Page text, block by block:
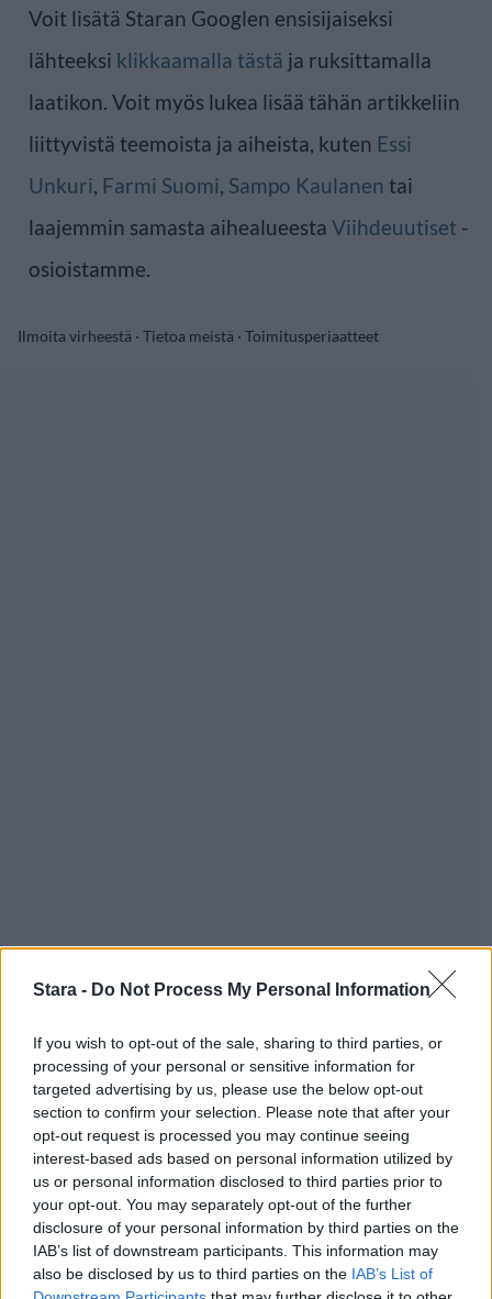
Stara - Do Not Process My Personal Information
If you wish to opt-out of the sale, sharing to third parties, or
processing of your personal or sensitive information for
targeted advertising by us, please use the below opt-out
section to confirm your selection. Please note that after your
opt-out request is processed you may continue seeing
interest-based ads based on personal information utilized by
us or personal information disclosed to third parties prior to
your opt-out. You may separately opt-out of the further
disclosure of your personal information by third parties on the
IAB’s list of downstream participants. This information may
also be disclosed by us to third parties on the IAB’s List of
Voit lisätä Staran Googlen ensisijaiseksi
lähteeksi klikkaamalla tästä ja ruksittamalla
laatikon. Voit myös lukea lisää tähän artikkeliin
liittyvistä teemoista ja aiheista, kuten Essi
Unkuri, Farmi Suomi, Sampo Kaulanen tai
laajemmin samasta aihealueesta Viihdeuutiset -
osioistamme.
Ilmoita virheestä · Tietoa meistä · Toimitusperiaatteet
Staran luetuimmat
1